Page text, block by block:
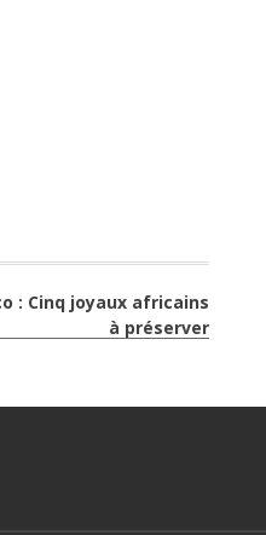
: Cinq joyaux africains
à préserver